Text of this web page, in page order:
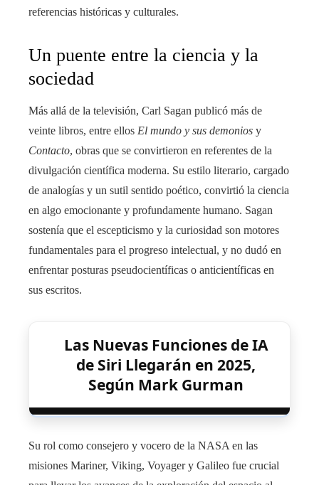
referencias históricas y culturales.
Un puente entre la ciencia y la
sociedad
Más allá de la televisión, Carl Sagan publicó más de
veinte libros, entre ellos El mundo y sus demonios y
Contacto, obras que se convirtieron en referentes de la
divulgación científica moderna. Su estilo literario, cargado
de analogías y un sutil sentido poético, convirtió la ciencia
en algo emocionante y profundamente humano. Sagan
sostenía que el escepticismo y la curiosidad son motores
fundamentales para el progreso intelectual, y no dudó en
enfrentar posturas pseudocientíficas o anticientíficas en
sus escritos.
Las Nuevas Funciones de IA
de Siri Llegarán en 2025,
Según Mark Gurman
Su rol como consejero y vocero de la NASA en las
misiones Mariner, Viking, Voyager y Galileo fue crucial